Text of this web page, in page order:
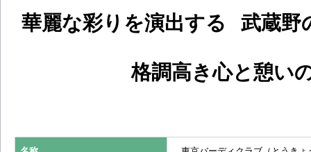
華麗な彩りを演出する 武蔵野
格調高き心と憩い